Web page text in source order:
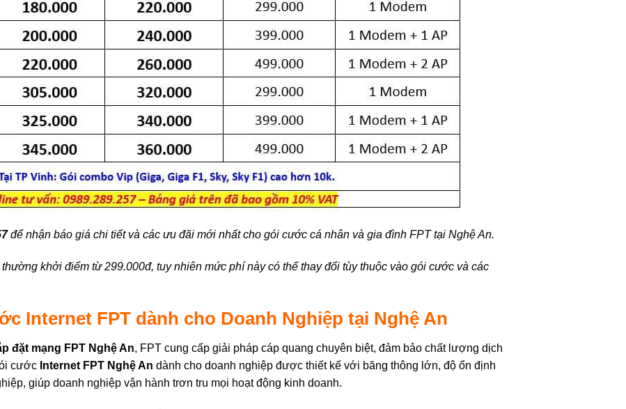
để nhận báo giá chi tiết và các ưu đãi mới nhất cho gói cước cá nhân và gia đình FPT tại Nghệ An.
khởi điểm từ 299.000đ, tuy nhiên mức phí này có thể thay đổi tùy thuộc vào gói cước và các
Internet FPT dành cho Doanh Nghiệp tại Nghệ An
đặt mạng FPT Nghệ An, FPT cung cấp giải pháp cáp quang chuyên biệt, đảm bảo chất lượng dịch
cước Internet FPT Nghệ Andành cho doanh nghiệp được thiết kế với băng thông lớn, độ ổn định
giúp doanh nghiệp vận hành trơn tru mọi hoạt động kinh doanh.